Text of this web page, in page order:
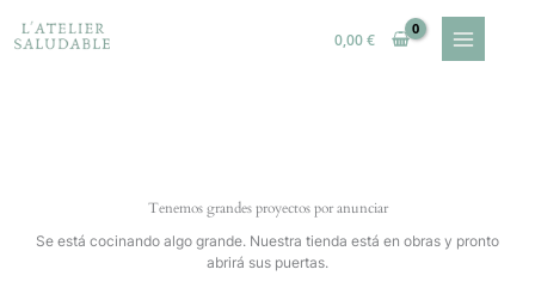
contenido
0,00€
Tenemos grandes proyectos por anunciar
Se está cocinando algo grande. Nuestra tienda está en obras y pronto
abrirá sus puertas.